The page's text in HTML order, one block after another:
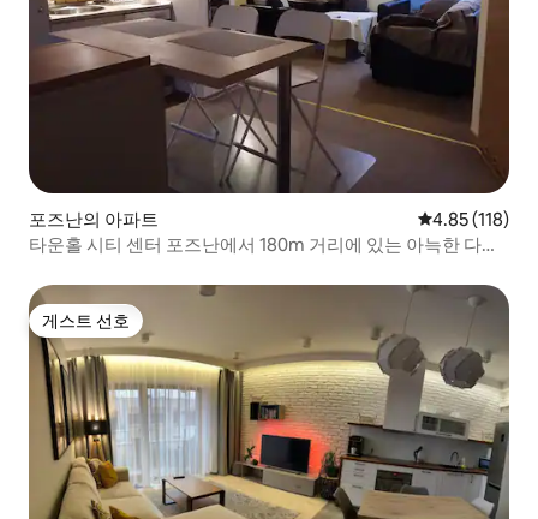
포즈난의 아파트 평점 4.85점(5
4.85 (118)
타운홀 시티 센터 포즈난에서 180m 거리에 있는 아늑한 다락
게스트 선호
게스트 선호